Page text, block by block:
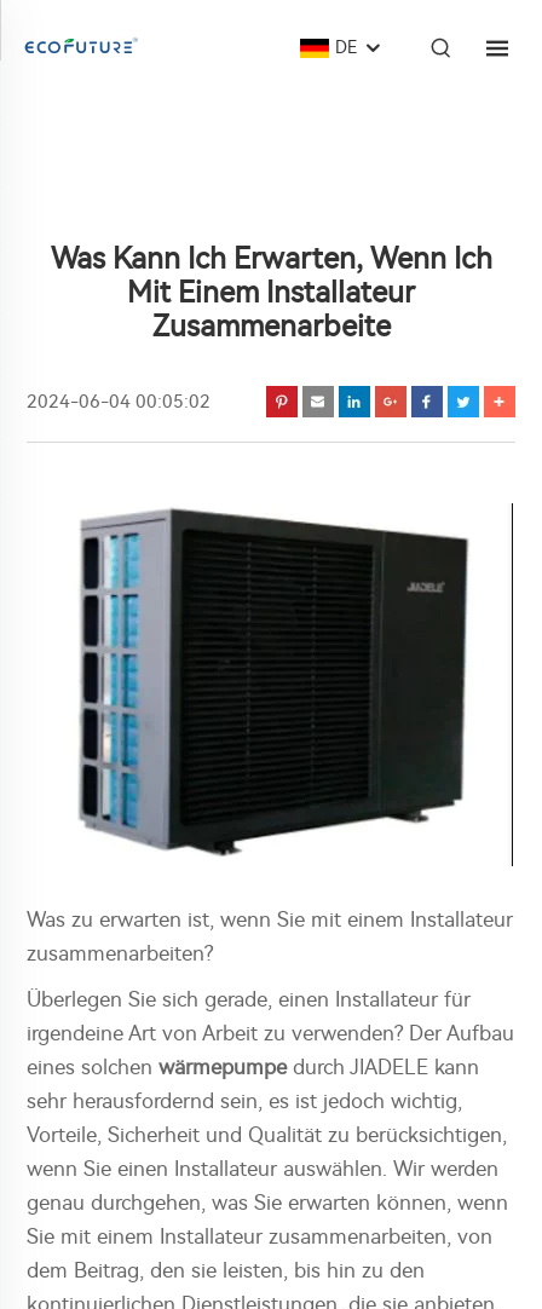
DE
Was Kann Ich Erwarten, Wenn Ich
Mit Einem Installateur
Zusammenarbeite
2024-06-04 00:05:02
Was zu erwarten ist, wenn Sie mit einem Installateur
zusammenarbeiten?
Überlegen Sie sich gerade, einen Installateur für
irgendeine Art von Arbeit zu verwenden? Der Aufbau
eines solchen wärmepumpe durch JIADELE kann
sehr herausfordernd sein, es ist jedoch wichtig,
Vorteile, Sicherheit und Qualität zu berücksichtigen,
wenn Sie einen Installateur auswählen. Wir werden
genau durchgehen, was Sie erwarten können, wenn
Sie mit einem Installateur zusammenarbeiten, von
dem Beitrag, den sie leisten, bis hin zu den
kontinuierlichen Dienstleistungen, die sie anbieten,